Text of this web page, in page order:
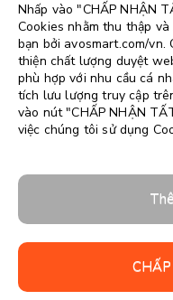
Follow us:
Nhấp vào "CHẤP NHẬN
Cookies nhằm thu thập
bạn bởi avosmart.com/vn.
thiện chất lượng duyệt
phù hợp với nhu cầu cá
tích lưu lượng truy cập
vào nút "CHẤP NHẬN
việc chúng tôi sử dụng